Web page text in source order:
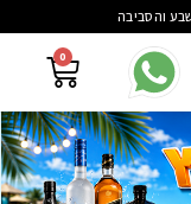
והסביבה
0